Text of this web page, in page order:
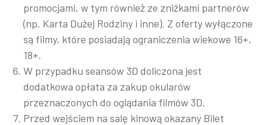
promocjami, w tym również ze zniżkami partnerów
(np. Karta Dużej Rodziny i inne). Z oferty wyłączone
są filmy, które posiadają ograniczenia wiekowe 16+,
18+.
W przypadku seansów 3D doliczona jest
dodatkowa opłata za zakup okularów
przeznaczonych do oglądania filmów 3D.
Przed wejściem na salę kinową okazany Bilet